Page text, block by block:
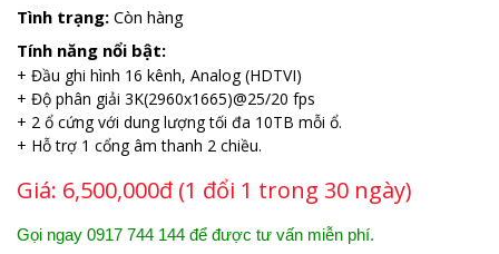
Tình trạng: Còn hàng
Tính năng nổi bật:
+ Đầu ghi hình 16 kênh, Analog (HDTVI)
+ Độ phân giải 3K(2960x1665)@25/20 fps
+ 2 ổ cứng với dung lượng tối đa 10TB mỗi ổ.
+ Hỗ trợ 1 cổng âm thanh 2 chiều.
Giá: 6,500,000đ (1 đổi 1 trong 30 ngày)
Gọi ngay 0917 744 144 để được tư vấn miễn phí.